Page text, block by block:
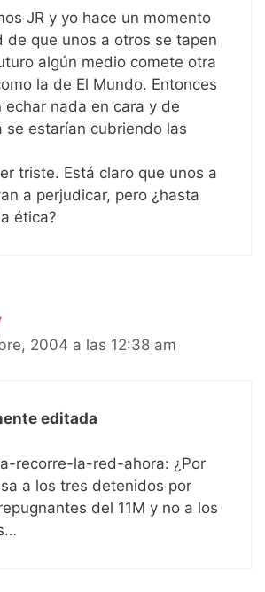
JR y yo hace un momento
de que unos a otros se tapen
algún medio comete otra
la de El Mundo. Entonces
echar nada en cara y de
se estarían cubriendo las
triste. Está claro que unos a
a perjudicar, pero ¿hasta
ética?
2004 a las 12:38 am
editada
recorre-la-red-ahora: ¿Por
a los tres detenidos por
del 11M y no a los